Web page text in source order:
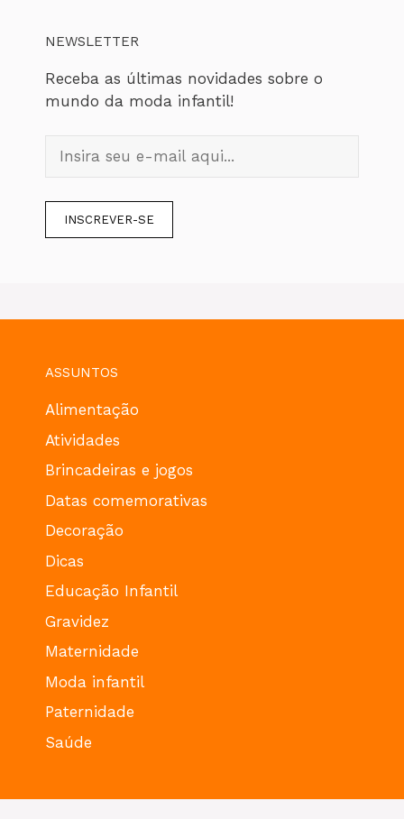
NEWSLETTER
Receba as últimas novidades sobre o
mundo da moda infantil!
ASSUNTOS
Alimentação
Atividades
Brincadeiras e jogos
Datas comemorativas
Decoração
Dicas
Educação Infantil
Gravidez
Maternidade
Moda infantil
Paternidade
Saúde